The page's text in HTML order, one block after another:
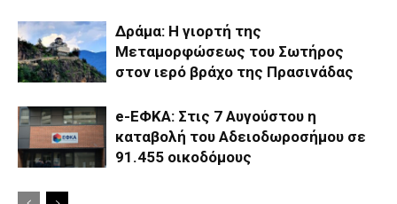
Δράμα: Η γιορτή της
Μεταμορφώσεως του Σωτήρος
στον ιερό βράχο της Πρασινάδας
e-ΕΦΚΑ: Στις 7 Αυγούστου η
καταβολή του Αδειοδωροσήμου σε
91.455 οικοδόμους